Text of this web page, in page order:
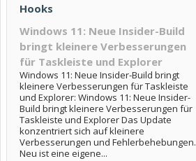
Hooks
Windows 11: Neue Insider-Build
bringt kleinere Verbesserungen
für Taskleiste und Explorer
Windows 11: Neue Insider-Build bringt
kleinere Verbesserungen für Taskleiste
und Explorer: Windows 11: Neue Insider-
Build bringt kleinere Verbesserungen für
Taskleiste und Explorer Das Update
konzentriert sich auf kleinere
Verbesserungen und Fehlerbehebungen.
Neu ist eine eigene...